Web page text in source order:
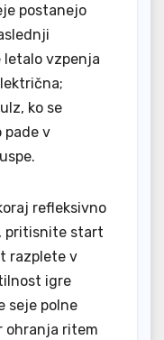
postanejo
letalo vzpenja
ko se
pade v
refleksivno
pritisnite start
razplete v
igre
seje polne
ohranja ritem